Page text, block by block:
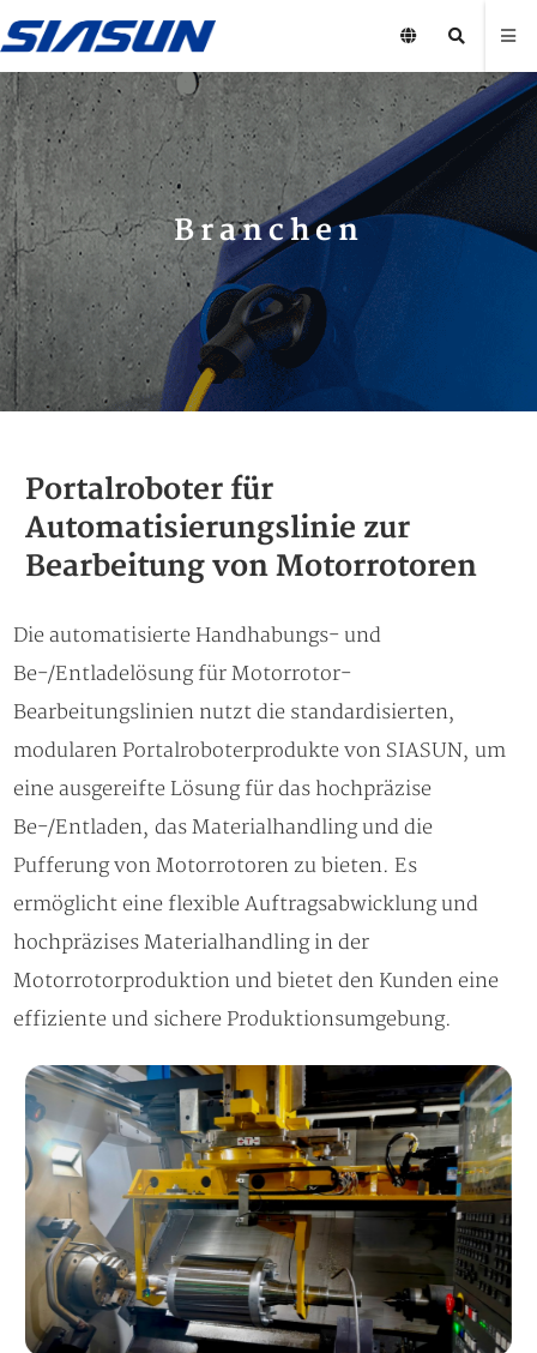
Branchen
Portalroboter für
Automatisierungslinie zur
Bearbeitung von Motorrotoren
Die automatisierte Handhabungs- und
Be-/Entladelösung für Motorrotor-
Bearbeitungslinien nutzt die standardisierten,
modularen Portalroboterprodukte von SIASUN, um
eine ausgereifte Lösung für das hochpräzise
Be-/Entladen, das Materialhandling und die
Pufferung von Motorrotoren zu bieten. Es
ermöglicht eine flexible Auftragsabwicklung und
hochpräzises Materialhandling in der
Motorrotorproduktion und bietet den Kunden eine
effiziente und sichere Produktionsumgebung.